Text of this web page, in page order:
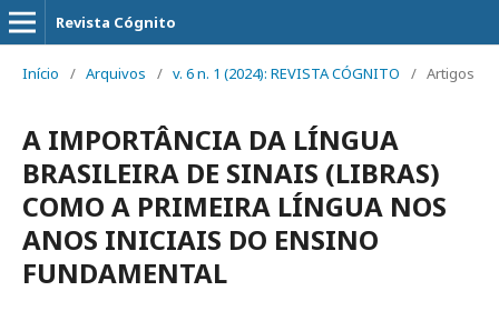
Revista Cógnito
Início / Arquivos / v. 6 n. 1 (2024): REVISTA CÓGNITO / Artigos
A IMPORTÂNCIA DA LÍNGUA
BRASILEIRA DE SINAIS (LIBRAS)
COMO A PRIMEIRA LÍNGUA NOS
ANOS INICIAIS DO ENSINO
FUNDAMENTAL